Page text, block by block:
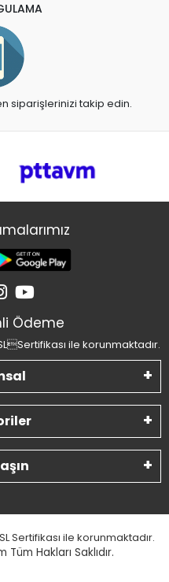
siparişlerinizi takip edin.
Ödeme
ile korunmaktadır.
Sertifikası ile korunmaktadır.
Hakları Saklıdır.